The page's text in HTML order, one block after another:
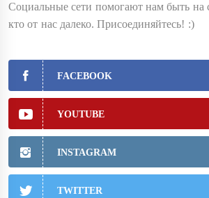
Социальные сети помогают нам быть на
кто от нас далеко. Присоединяйтесь! :)
FACEBOOK
YOUTUBE
INSTAGRAM
TWITTER